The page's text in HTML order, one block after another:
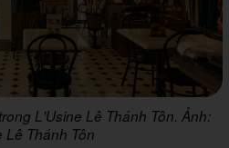
L'Usine Lê Thánh Tôn. Ảnh:
Lê Thánh Tôn